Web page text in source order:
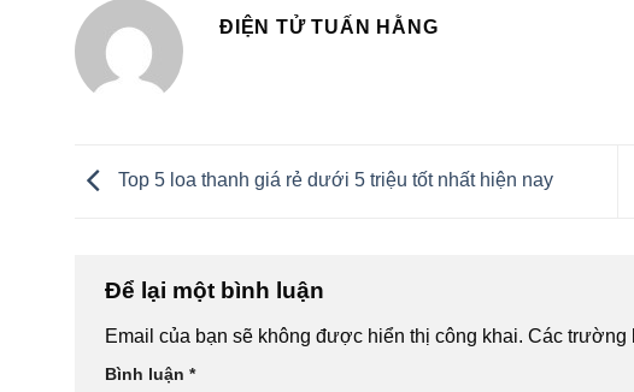
ĐIỆN TỬ TUẤN HẰNG
Top 5 loa thanh giá rẻ dưới 5 triệu tốt nhất hiện nay
Để lại một bình luận
Email của bạn sẽ không được hiển thị công khai. Các trường
Bình luận *